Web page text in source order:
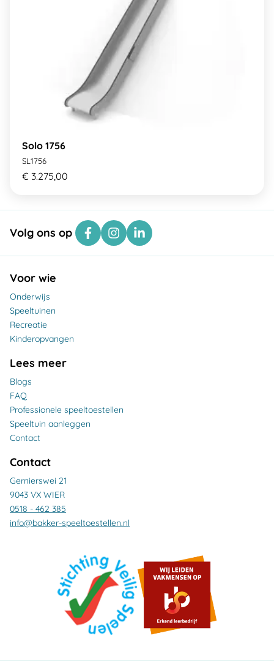
Solo 1756
SL1756
€ 3.275,00
Volg ons op
Voor wie
Onderwijs
Speeltuinen
Recreatie
Kinderopvangen
Lees meer
Blogs
FAQ
Professionele speeltoestellen
Speeltuin aanleggen
Contact
Contact
Gernierswei 21
9043 VX WIER
0518 - 462 385
info@bakker-speeltoestellen.nl